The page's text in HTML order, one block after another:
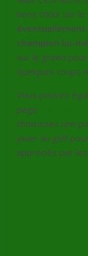
bons choix sur le
champion lui-
sur le green
quelques coups
Vous pouvez
page
choisissez une
jouer au golf
appréciés par les